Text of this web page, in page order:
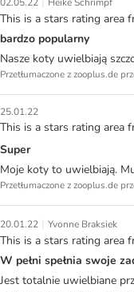
This is a stars rating area
bardzo popularny
Nasze koty uwielbiają
Przetłumaczone z zooplus.de
25.01.22
This is a stars rating area
Super
Moje koty to uwielbiają.
Przetłumaczone z zooplus.de
20.01.22 | Yvonne Braksiek
This is a stars rating area
W pełni spełnia swoje
Jest totalnie uwielbiane